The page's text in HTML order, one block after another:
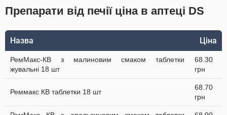
Препарати від печії ціна в аптеці DS
Назва Ціна
РемМакс-КВ з малиновим смаком таблетки
жувальні 18 шт
68.30
грн
Реммакс КВ таблетки 18 шт
68.70
грн